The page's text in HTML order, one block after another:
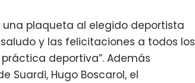
plaqueta al elegido deportista
y las felicitaciones a todos los
deportiva”. Además
Suardi, Hugo Boscarol, el